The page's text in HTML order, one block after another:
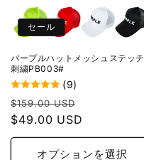
セール
パープルハットメッシュステッチ
刺繍PB003#
(9)
通
常
価
$159.00 USD
ル
価
$49.00 USD
オプションを選択